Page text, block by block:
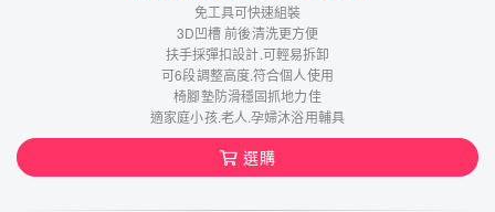
免工具可快速組裝
3D凹槽 前後清洗更方便
扶手採彈扣設計.可輕易拆卸
可6段調整高度.符合個人使用
椅腳墊防滑穩固抓地力佳
適家庭小孩.老人.孕婦沐浴用輔具
選購